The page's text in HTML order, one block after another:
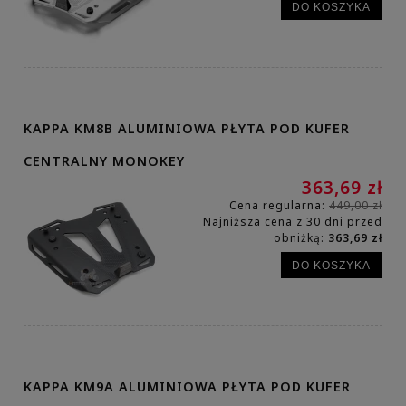
DO KOSZYKA
KAPPA KM8B ALUMINIOWA PŁYTA POD KUFER
CENTRALNY MONOKEY
363,69 zł
Cena regularna: 449,00 zł
Najniższa cena z 30 dni przed
obniżką: 363,69 zł
DO KOSZYKA
KAPPA KM9A ALUMINIOWA PŁYTA POD KUFER